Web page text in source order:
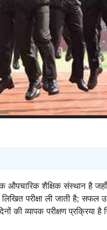
शैक्षिक संस्थान है जहाँ
परीक्षा ली जाती है; सफल
की व्यापक परीक्षण प्रक्रिया